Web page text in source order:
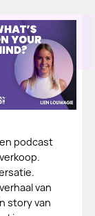
podcast
van
story van